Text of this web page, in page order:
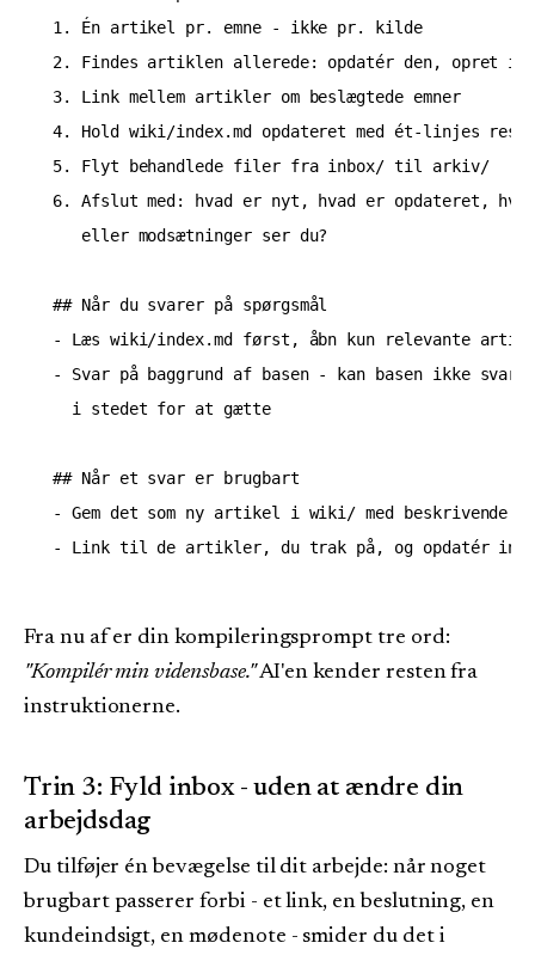
1. Én artikel pr. emne - ikke pr. kilde
2. Findes artiklen allerede: opdatér den, opret
3. Link mellem artikler om beslægtede emner
4. Hold wiki/index.md opdateret med ét-linjes
5. Flyt behandlede filer fra inbox/ til arkiv/
6. Afslut med: hvad er nyt, hvad er opdateret,
   eller modsætninger ser du?
## Når du svarer på spørgsmål
- Læs wiki/index.md først, åbn kun relevante
- Svar på baggrund af basen - kan basen ikke
  i stedet for at gætte
## Når et svar er brugbart
- Gem det som ny artikel i wiki/ med beskrivende
Fra nu af er din kompileringsprompt tre ord:
"Kompilér min vidensbase."AI'en kender resten fra
instruktionerne.
Trin 3: Fyld inbox - uden at ændre din
arbejdsdag
Du tilføjer én bevægelse til dit arbejde: når noget
brugbart passerer forbi - et link, en beslutning, en
kundeindsigt, en mødenote - smider du det i